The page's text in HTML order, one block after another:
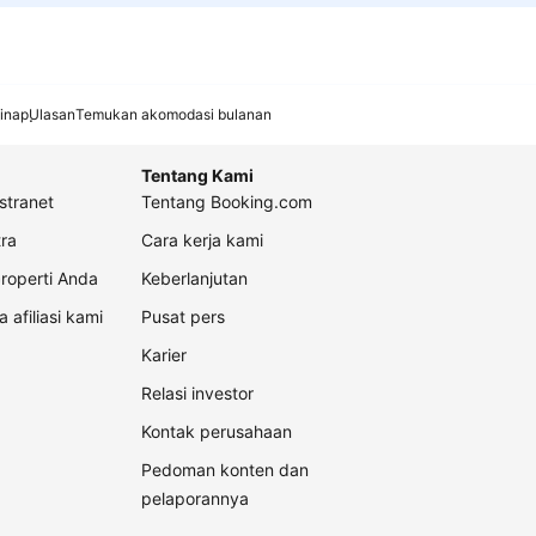
UlasanTemukan akomodasi bulanan
Anda
afiliasi kami
Tentang Kami
Tentang Booking.com
Cara kerja kami
Keberlanjutan
Pusat pers
Karier
Relasi investor
Kontak perusahaan
Pedoman konten dan
pelaporannya